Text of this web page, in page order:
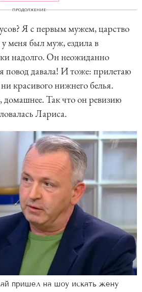
ПРОДОЛЖЕНИЕ
Я с первым мужем, царство
меня был муж, ездила в
надолго. Он неожиданно
повод давала! И тоже: прилетаю
красивого нижнего белья.
домашнее. Так что он ревизию
Лариса.
пришел на шоу искать жену